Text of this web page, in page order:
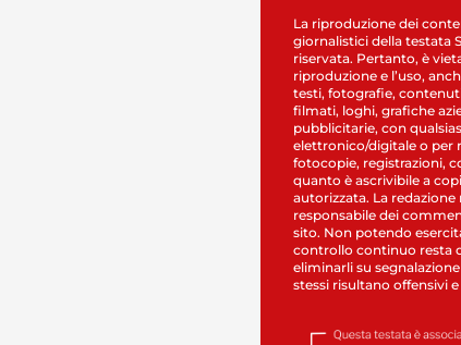
La riproduzione dei
giornalistici della testata
riservata. Pertanto, è
riproduzione e l’uso,
testi, fotografie,
filmati, loghi, grafiche
pubblicitarie, con
elettronico/digitale o per
fotocopie, registrazioni,
quanto è ascrivibile a
autorizzata. La redazione
responsabile dei
sito. Non potendo
controllo continuo resta
eliminarli su
stessi risultano offensivi